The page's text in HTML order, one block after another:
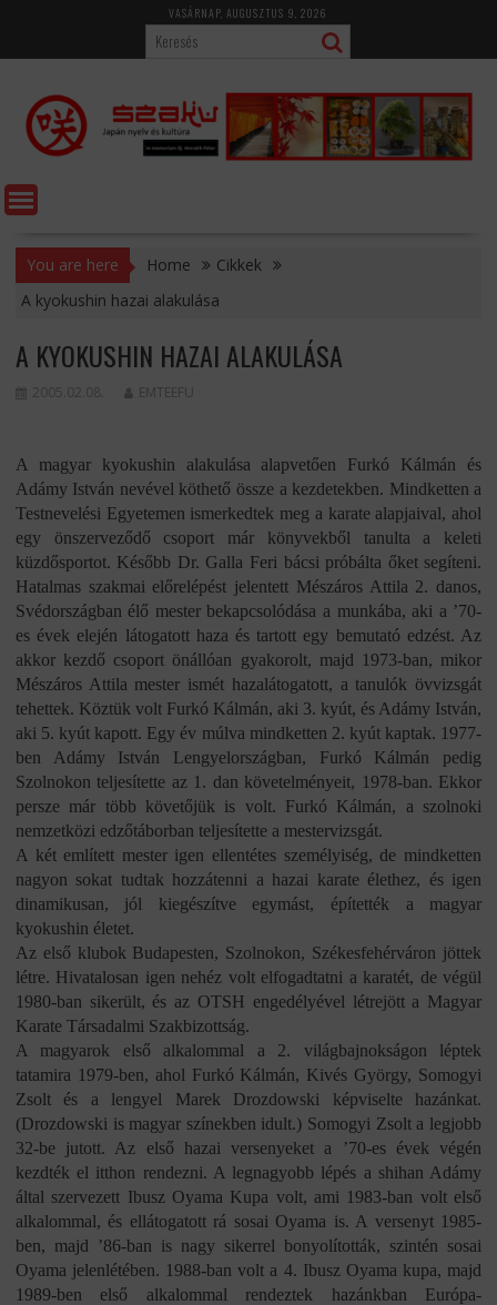
content
VASÁRNAP, AUGUSZTUS 9, 2026
You are here Home
Cikkek
A kyokushin hazai alakulása
A KYOKUSHIN HAZAI ALAKULÁSA
2005.02.08. EMTEEFU
A magyar kyokushin alakulása alapvetően Furkó Kálmán és
Adámy István nevével köthető össze a kezdetekben. Mindketten a
Testnevelési Egyetemen ismerkedtek meg a karate alapjaival, ahol
egy önszerveződő csoport már könyvekből tanulta a keleti
küzdősportot. Később Dr. Galla Feri bácsi próbálta őket segíteni.
Hatalmas szakmai előrelépést jelentett Mészáros Attila 2. danos,
Svédországban élő mester bekapcsolódása a munkába, aki a ’70-
es évek elején látogatott haza és tartott egy bemutató edzést. Az
akkor kezdő csoport önállóan gyakorolt, majd 1973-ban, mikor
Mészáros Attila mester ismét hazalátogatott, a tanulók övvizsgát
tehettek. Köztük volt Furkó Kálmán, aki 3. kyút, és Adámy István,
aki 5. kyút kapott. Egy év múlva mindketten 2. kyút kaptak. 1977-
ben Adámy István Lengyelországban, Furkó Kálmán pedig
Szolnokon teljesítette az 1. dan követelményeit, 1978-ban. Ekkor
persze már több követőjük is volt. Furkó Kálmán, a szolnoki
nemzetközi edzőtáborban teljesítette a mestervizsgát.
A két említett mester igen ellentétes személyiség, de mindketten
nagyon sokat tudtak hozzátenni a hazai karate élethez, és igen
dinamikusan, jól kiegészítve egymást, építették a magyar
kyokushin életet.
Az első klubok Budapesten, Szolnokon, Székesfehérváron jöttek
létre. Hivatalosan igen nehéz volt elfogadtatni a karatét, de végül
1980-ban sikerült, és az OTSH engedélyével létrejött a Magyar
Karate Társadalmi Szakbizottság.
A magyarok első alkalommal a 2. világbajnokságon léptek
tatamira 1979-ben, ahol Furkó Kálmán, Kivés György, Somogyi
Zsolt és a lengyel Marek Drozdowski képviselte hazánkat.
(Drozdowski is magyar színekben idult.) Somogyi Zsolt a legjobb
32-be jutott. Az első hazai versenyeket a ’70-es évek végén
kezdték el itthon rendezni. A legnagyobb lépés a shihan Adámy
által szervezett Ibusz Oyama Kupa volt, ami 1983-ban volt első
alkalommal, és ellátogatott rá sosai Oyama is. A versenyt 1985-
ben, majd ’86-ban is nagy sikerrel bonyolították, szintén sosai
Oyama jelenlétében. 1988-ban volt a 4. Ibusz Oyama kupa, majd
1989-ben első alkalommal rendeztek hazánkban Európa-